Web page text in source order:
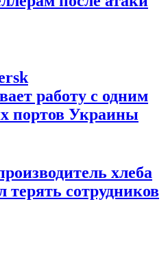
работу с одним
портов Украины
хлеба
терять сотрудников